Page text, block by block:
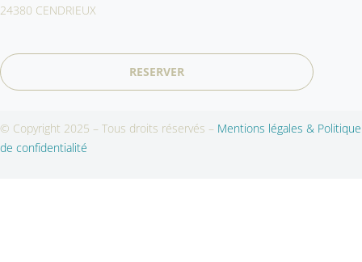
24380 CENDRIEUX
RESERVER
© Copyright 2025 – Tous droits réservés – Mentions légales & Politique
de confidentialité